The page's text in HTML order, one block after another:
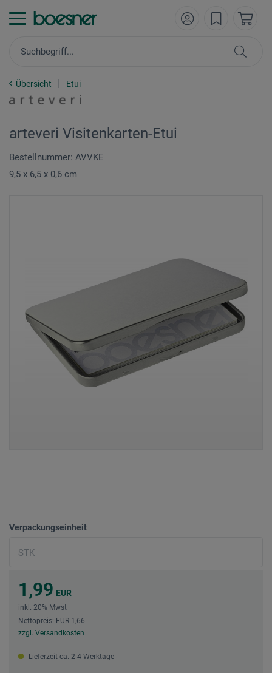
Übersicht Etui
arteveri Visitenkarten-Etui
Bestellnummer: AVVKE
9,5 x 6,5 x 0,6 cm
Verpackungseinheit
1,99 EUR
inkl. 20% Mwst
Nettopreis: EUR 1,66
zzgl. Versandkosten
Lieferzeit ca. 2-4 Werktage